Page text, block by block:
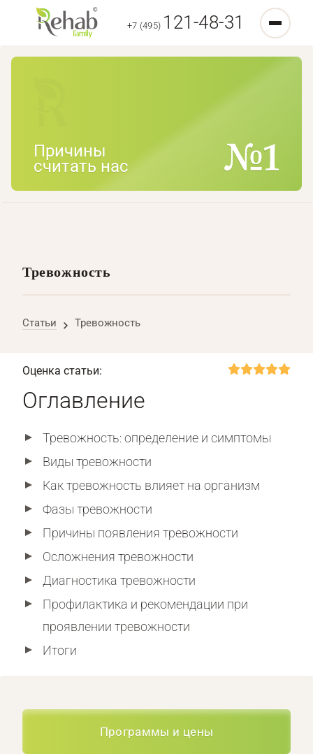
+7 (495) 121-48-31
Причины
считать нас
Тревожность
Статьи Тревожность
Оценка статьи:
Оглавление
Тревожность: определение и симптомы
Виды тревожности
Как тревожность влияет на организм
Фазы тревожности
Причины появления тревожности
Осложнения тревожности
Диагностика тревожности
Профилактика и рекомендации при
проявлении тревожности
Итоги
Программы и цены